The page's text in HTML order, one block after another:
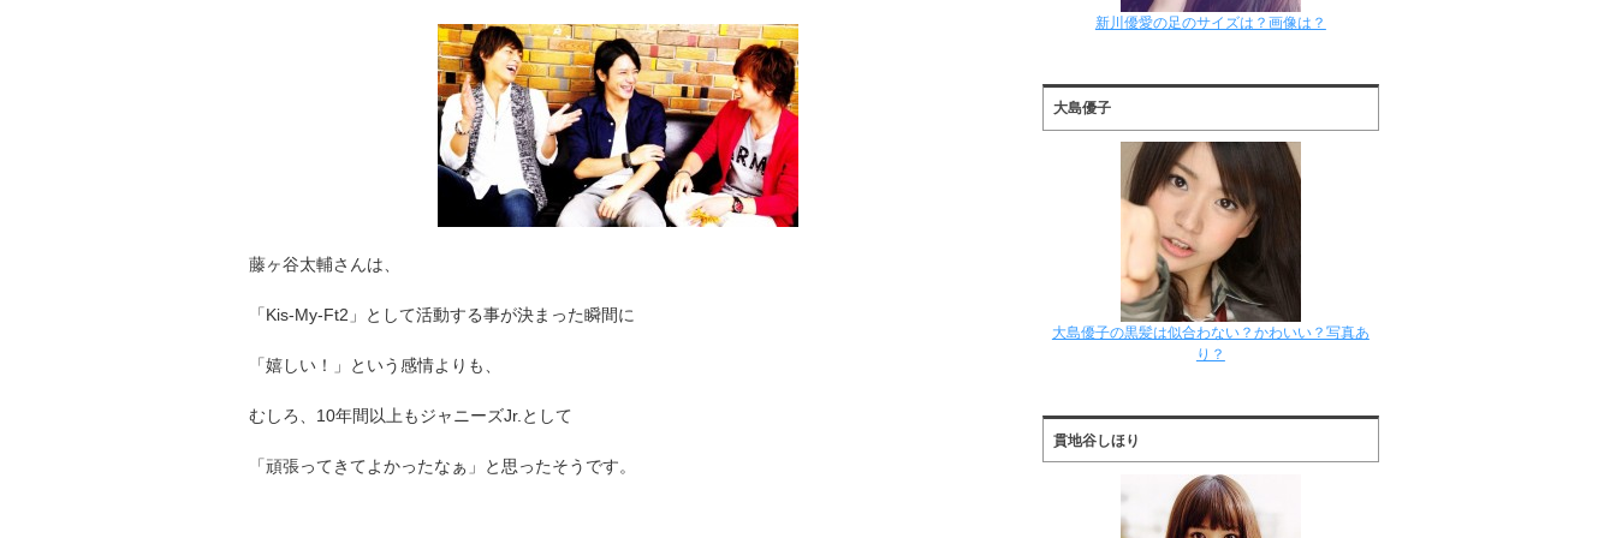
藤ヶ谷太輔さんは、
「Kis-My-Ft2」として活動する事が決まった瞬間に
「嬉しい！」という感情よりも、
むしろ、10年間以上もジャニーズJr.として
「頑張ってきてよかったなぁ」と思ったそうです。
新川優愛の足のサイズは？画像は？
大島優子
大島優子の黒髪は似合わない？かわいい？写真あ
り？
貫地谷しほり